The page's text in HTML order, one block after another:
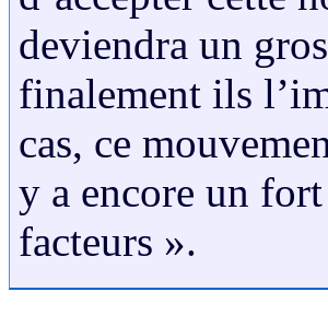
deviendra un
finalement ils
cas, ce
y a encore un
facteurs ».